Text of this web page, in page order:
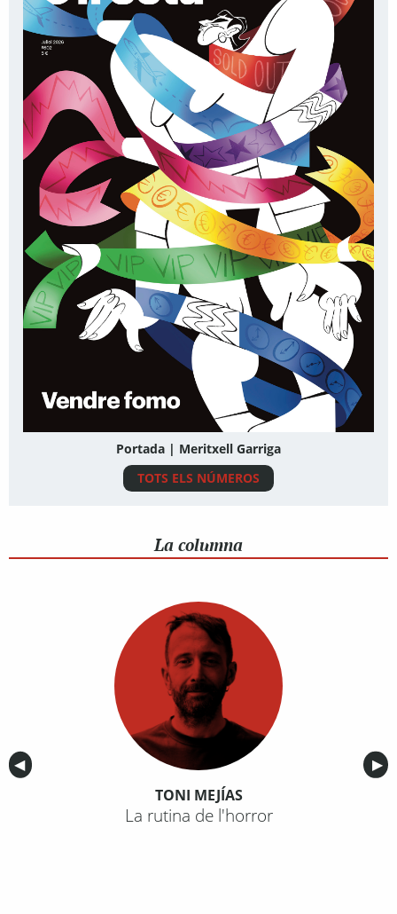
Portada | Meritxell Garriga
TOTS ELS NÚMEROS
La columna
Anterior
◀︎ ▶︎
TONI MEJÍAS
La rutina de l'horror